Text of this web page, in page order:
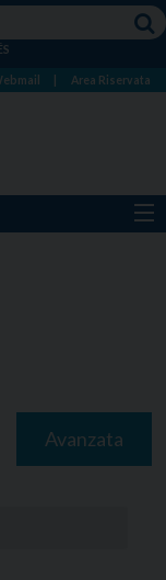
Area Riservata
Avanzata